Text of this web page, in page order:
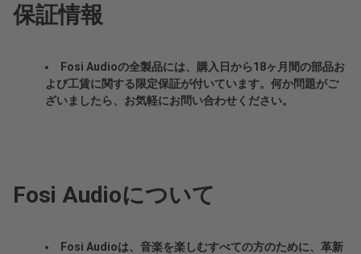
保証情報
Fosi Audioの全製品には、購入日から18ヶ月間の部品お
よび工賃に関する限定保証が付いています。何か問題がご
ざいましたら、お気軽にお問い合わせください。
Fosi Audioについて
Fosi Audioは、音楽を楽しむすべての方のために、革新